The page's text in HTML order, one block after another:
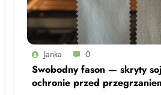
Janka 0
Swobodny fason — skryty
ochronie przed